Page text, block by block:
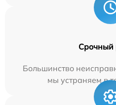
Срочный
Большинство
мы устраняем в